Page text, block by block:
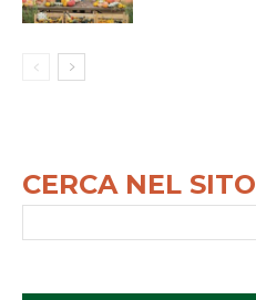
CERCA NEL SITO